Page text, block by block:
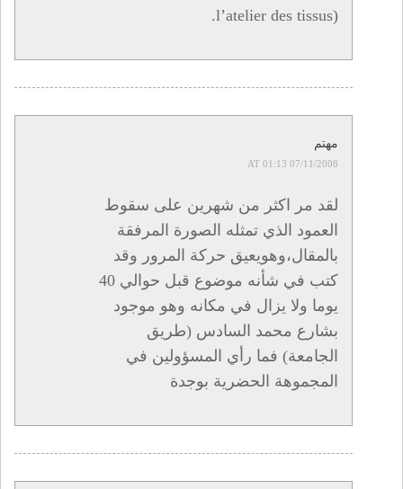
l’atelier des tissus).
مهتم
07/11/2008 AT 01:13
لقد مر اكثر من شهرين على سقوط
العمود الذي تمثله الصورة المرفقة
بالمقال،وهويعيق حركة المرور وقد
كتب في شأنه موضوع قبل حوالي 40
يوما ولا يزال في مكانه وهو موجود
بشارع محمد السادس (طريق
الجامعة) فما رأي المسؤولين في
المجموهة الحضرية بوجدة